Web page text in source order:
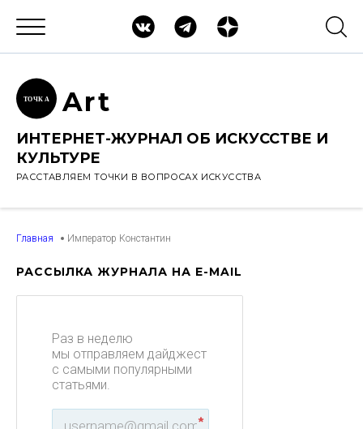
ТОЧК А Art
ИНТЕРНЕТ-ЖУРНАЛ ОБ ИСКУССТВЕ И
КУЛЬТУРЕ
РАССТАВЛЯЕМ ТОЧКИ В ВОПРОСАХ ИСКУССТВА
Главная Император Константин
РАССЫЛКА ЖУРНАЛА НА E-MAIL
Раз в неделю
мы отправляем дайджест
с самыми популярными
статьями.
*